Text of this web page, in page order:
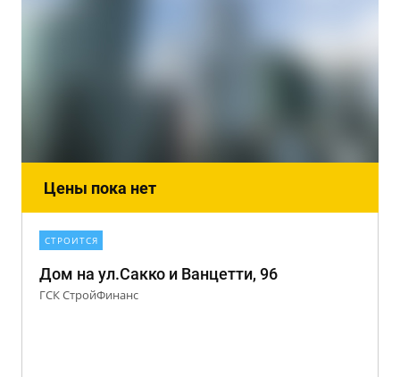
Цены пока нет
СТРОИТСЯ
Дом на ул.Сакко и Ванцетти, 96
ГСК СтройФинанс